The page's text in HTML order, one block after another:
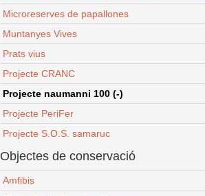
Microreserves de papallones
Muntanyes Vives
Prats vius
Projecte CRANC
Projecte naumanni 100 (-)
Projecte PeriFer
Projecte S.O.S. samaruc
Objectes de conservació
Amfibis